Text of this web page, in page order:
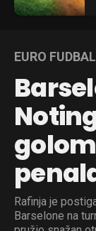
EURO FUDBAL
Rafinja je
Barselone na